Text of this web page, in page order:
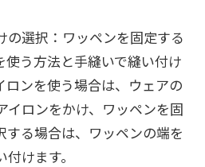
の選択：ワッペンを固定する
使う方法と手縫いで縫い付け
ロンを使う場合は、ウェアの
イロンをかけ、ワッペンを固
する場合は、ワッペンの端を
けます。